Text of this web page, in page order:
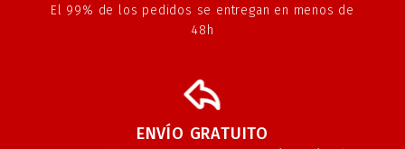
El 99% de los pedidos se entregan en menos de
48h
ENVÍO GRATUITO